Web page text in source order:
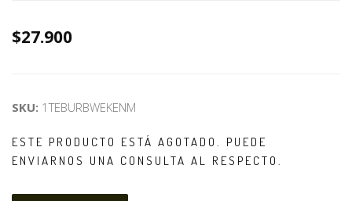
$27.900
SKU: 1TEBURBWEKENM
ESTE PRODUCTO ESTÁ AGOTADO. PUEDE
ENVIARNOS UNA CONSULTA AL RESPECTO.